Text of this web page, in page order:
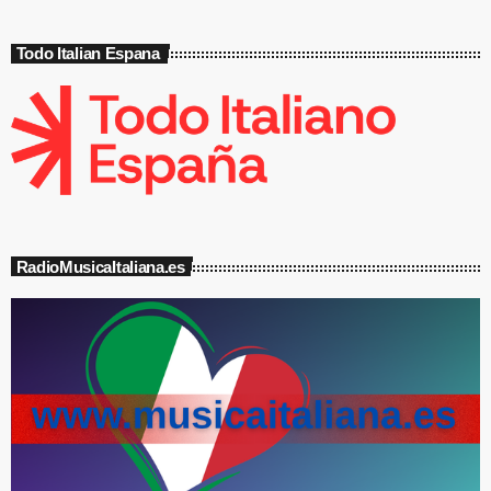
Todo Italian Espana
RadioMusicaItaliana.es